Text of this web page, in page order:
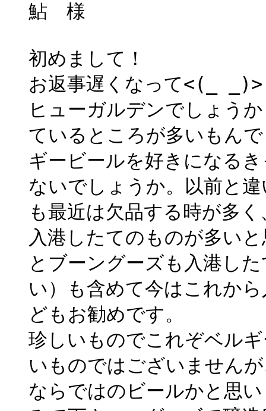
鮎 様
初めまして！
お返事遅くなって<(_
ヒューガルデンでしょう
ているところが多いもん
ギービールを好きになる
ないでしょうか。以前と
も最近は欠品する時が多
入港したてのものが多い
とブーングーズも入港し
い）も含めて今はこれか
どもお勧めです。
珍しいものでこれぞベル
いものではございません
ならではのビールかと思